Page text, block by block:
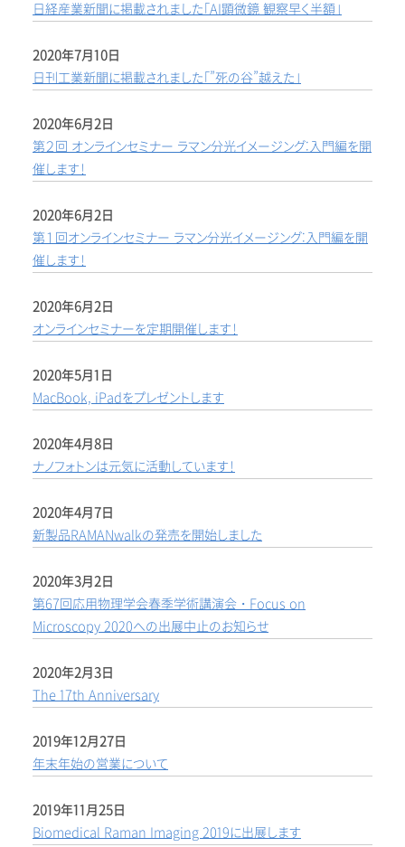
日経産業新聞に掲載されました「AI顕微鏡 観察早く半額」
2020年7月10日
日刊工業新聞に掲載されました「”死の谷”越えた」
2020年6月2日
第２回 オンラインセミナー ラマン分光イメージング:入門編を開
催します！
2020年6月2日
第１回オンラインセミナー ラマン分光イメージング:入門編を開
催します！
2020年6月2日
オンラインセミナーを定期開催します！
2020年5月1日
MacBook, iPadをプレゼントします
2020年4月8日
ナノフォトンは元気に活動しています！
2020年4月7日
新製品RAMANwalkの発売を開始しました
2020年3月2日
第67回応用物理学会春季学術講演会・Focus on
Microscopy 2020への出展中止のお知らせ
2020年2月3日
The 17th Anniversary
2019年12月27日
年末年始の営業について
2019年11月25日
Biomedical Raman Imaging 2019に出展します